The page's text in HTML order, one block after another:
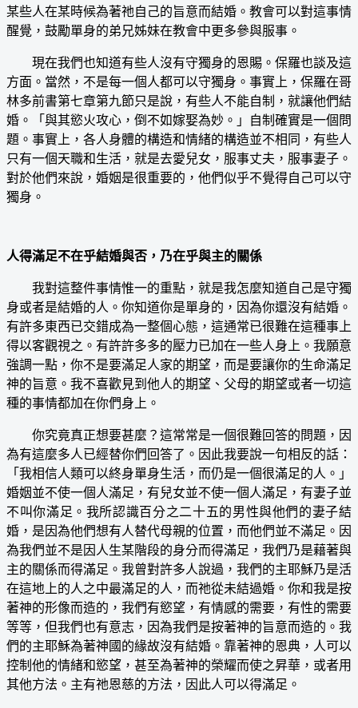
某些人在某時候為著祂自己的旨意而結婚。教會可以對這事情
醒覺，鼓勵單身的弟兄姊妹在教會中更多參與服事。
現在我們也知道有些人沒有守獨身的恩賜。保羅也談及這
方面。當然，不是每一個人都可以守獨身。事實上，保羅在哥
林多前書第七章第九節只是說，有些人不能自制，就讓他們結
婚。「與其慾火攻心，倒不如嫁娶為妙。」自制確實是一個問
題。事實上，各人身體的構造和情緒的構造並不相同，有些人
只有一個天職和生活，就是去愛兒女，服事丈夫，服事妻子。
對於他們來說，婚姻是很重要的，他們似乎不覺得自己可以守
獨身。
人得滿足不在乎結婚與否，乃在乎與主的關係
我對這整件事情惟一的重點，就是我怎麼知道自己是守獨
身或者是結婚的人。你知道你是單身的，因為你還沒有結婚。
有許多東西已交錯成為一整個心態，這通常已很難在這種事上
得以客觀視之。有許許多多的壓力已加在一些人身上。我願意
強調一點，你不是要滿足人家的期望，而是要讓你的生命滿足
神的旨意。我不喜歡見到他人的期望、父母的期望或者一切這
種的事情都加在你們身上。
你究竟真正想要甚麼？這常常是一個很難回答的問題，因
為有這麼多人已經替你們回答了。因此我要說一句相反的話：
「我相信人類可以終身單身生活，而仍是一個很滿足的人。」
婚姻並不使一個人滿足，有兒女並不使一個人滿足，有妻子並
不叫你滿足。我所認識百分之二十五的男性與他們的妻子結
婚，是因為他們想有人替代母親的位置，而他們並不滿足。因
為我們並不是因人生某階段的身分而得滿足，我們乃是藉著與
主的關係而得滿足。我曾對許多人說過，我們的主耶穌乃是活
在這地上的人之中最滿足的人，而祂從未結過婚。你和我是按
著神的形像而造的，我們有慾望，有情感的需要，有性的需要
等等，但我們也有意志，因為我們是按著神的旨意而造的。我
們的主耶穌為著神國的緣故沒有結婚。靠著神的恩典，人可以
控制他的情緒和慾望，甚至為著神的榮耀而使之昇華，或者用
其他方法。主有祂恩慈的方法，因此人可以得滿足。